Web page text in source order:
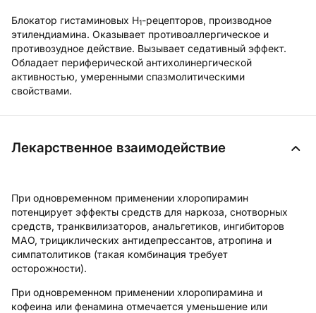
Блокатор гистаминовых H1-рецепторов, производное
этилендиамина. Оказывает противоаллергическое и
противозудное действие. Вызывает седативный эффект.
Обладает периферической антихолинергической
активностью, умеренными спазмолитическими
свойствами.
Лекарственное взаимодействие
При одновременном применении хлоропирамин
потенцирует эффекты средств для наркоза, снотворных
средств, транквилизаторов, анальгетиков, ингибиторов
МАО, трициклических антидепрессантов, атропина и
симпатолитиков (такая комбинация требует
осторожности).
При одновременном применении хлоропирамина и
кофеина или фенамина отмечается уменьшение или